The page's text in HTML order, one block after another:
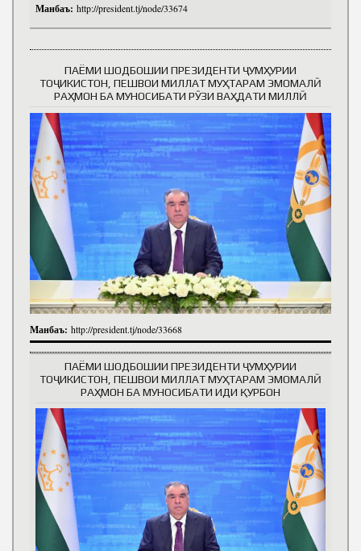
Манбаъ: http://president.tj/node/33674
ПАЁМИ ШОДБОШИИ ПРЕЗИДЕНТИ ҶУМҲУРИИ
ТОҶИКИСТОН, ПЕШВОИ МИЛЛАТ МУҲТАРАМ ЭМОМАЛӢ
РАҲМОН БА МУНОСИБАТИ РӮЗИ ВАҲДАТИ МИЛЛӢ
Манбаъ: http://president.tj/node/33668
ПАЁМИ ШОДБОШИИ ПРЕЗИДЕНТИ ҶУМҲУРИИ
ТОҶИКИСТОН, ПЕШВОИ МИЛЛАТ МУҲТАРАМ ЭМОМАЛӢ
РАҲМОН БА МУНОСИБАТИ ИДИ ҚУРБОН